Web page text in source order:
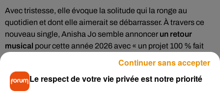
Avec tristesse, elle évoque la solitude qui la ronge au
quotidien et dont elle aimerait se débarrasser. À travers ce
nouveau single, Anisha Jo semble annoncer un retour
musical pour cette année 2026 avec « un projet 100 % fait
Dammarie-les-Lys.
Le respect de votre vie privée est notre priorité
Continuer sans accepter